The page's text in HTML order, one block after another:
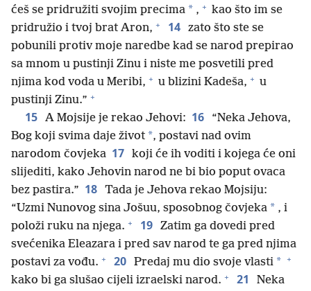
ćeš se pridružiti svojim precima * , + kao što im se
pridružio i tvoj brat Aron, + 14 zato što ste se
pobunili protiv moje naredbe kad se narod prepirao
sa mnom u pustinji Zinu i niste me posvetili pred
njima kod voda u Meribi, + u blizini Kadeša, + u
pustinji Zinu.” +
15 A Mojsije je rekao Jehovi: 16
“Neka Jehova,
Bog koji svima daje život *, postavi nad ovim
narodom čovjeka 17 koji će ih voditi i kojega će oni
slijediti, kako Jehovin narod ne bi bio poput ovaca
bez pastira.” 18 Tada je Jehova rekao Mojsiju:
“Uzmi Nunovog sina Jošuu, sposobnog čovjeka * , i
položi ruku na njega. + 19 Zatim ga dovedi pred
svećenika Eleazara i pred sav narod te ga pred njima
postavi za vođu. + 20 Predaj mu dio svoje vlasti * +
kako bi ga slušao cijeli izraelski narod. + 21
Neka